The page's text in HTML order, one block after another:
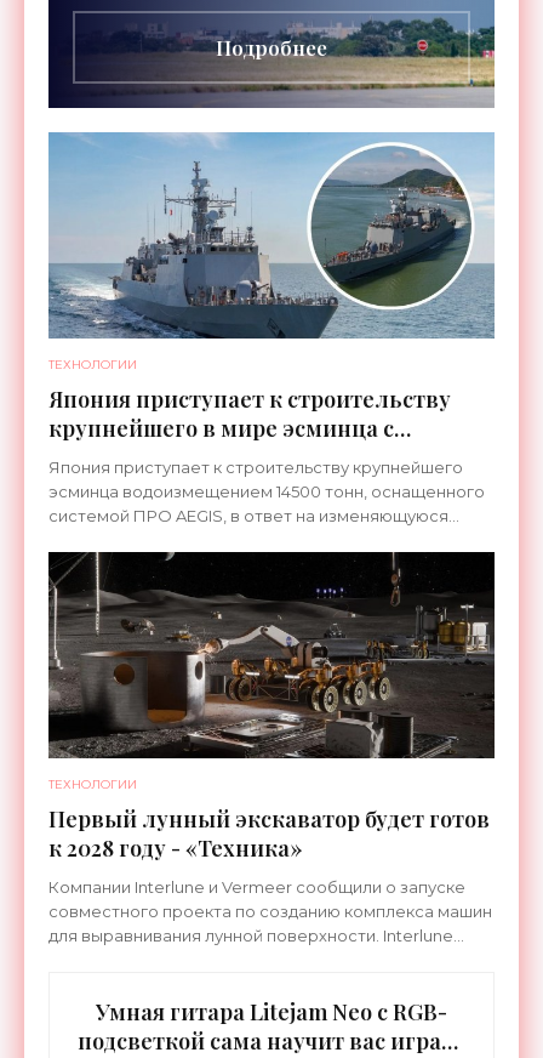
длительностью до 24
Подробнее
ТЕХНОЛОГИИ
Япония приступает к строительству
крупнейшего в мире эсминца с
системой ПРО AEGIS - «Оружие»
Япония приступает к строительству крупнейшего
эсминца водоизмещением 14500 тонн, оснащенного
системой ПРО AEGIS, в ответ на изменяющуюся
ракетные
ТЕХНОЛОГИИ
Первый лунный экскаватор будет готов
к 2028 году - «Техника»
Компании Interlune и Vermeer сообщили о запуске
совместного проекта по созданию комплекса машин
для выравнивания лунной поверхности. Interlune
Умная гитара Litejam Neo с RGB-
подсветкой сама научит вас играть